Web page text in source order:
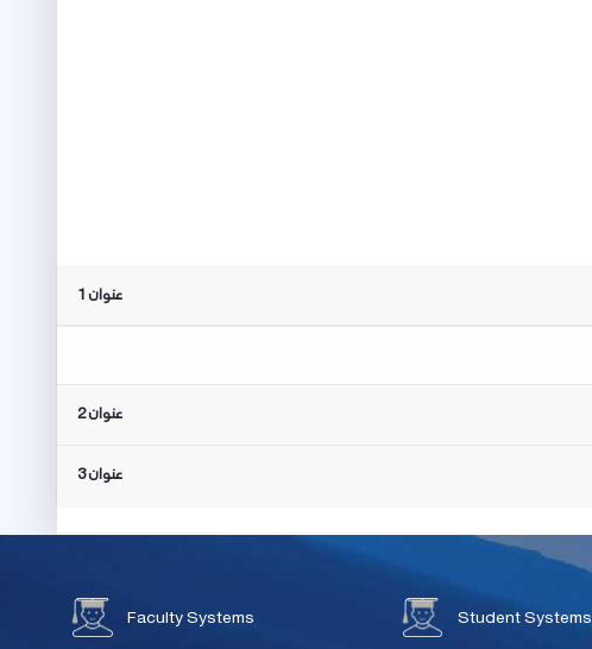
عنوان 1
عنوان 2
عنوان 3
Faculty Systems Student Systems